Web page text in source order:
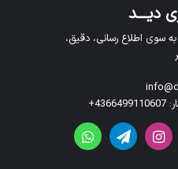
دیـــد
سوی اطلاع رسانی، دقیق،
اینستاگرامتلگرامواتس آپ